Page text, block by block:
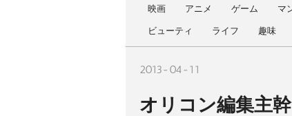
映画 アニメ ゲーム マ
ビューティ ライフ 趣味
2013-04-11
オリコン編集主